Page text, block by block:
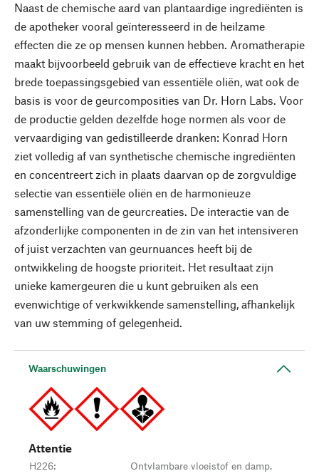
Naast de chemische aard van plantaardige ingrediënten is
de apotheker vooral geïnteresseerd in de heilzame
effecten die ze op mensen kunnen hebben. Aromatherapie
maakt bijvoorbeeld gebruik van de effectieve kracht en het
brede toepassingsgebied van essentiële oliën, wat ook de
basis is voor de geurcomposities van Dr. Horn Labs. Voor
de productie gelden dezelfde hoge normen als voor de
vervaardiging van gedistilleerde dranken: Konrad Horn
ziet volledig af van synthetische chemische ingrediënten
en concentreert zich in plaats daarvan op de zorgvuldige
selectie van essentiële oliën en de harmonieuze
samenstelling van de geurcreaties. De interactie van de
afzonderlijke componenten in de zin van het intensiveren
of juist verzachten van geurnuances heeft bij de
ontwikkeling de hoogste prioriteit. Het resultaat zijn
unieke kamergeuren die u kunt gebruiken als een
evenwichtige of verkwikkende samenstelling, afhankelijk
van uw stemming of gelegenheid.
Waarschuwingen
Attentie
H226:
Ontvlambare vloeistof en damp.